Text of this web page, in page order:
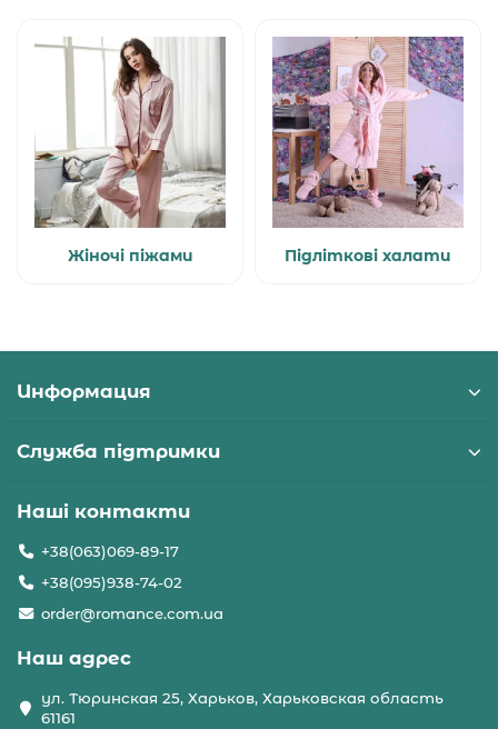
Жіночі піжами Підліткові халати
Информация
Служба підтримки
Наші контакти
+38(063)069-89-17
+38(095)938-74-02
order@romance.com.ua
Наш адрес
ул. Тюринская 25, Харьков, Харьковская область
61161